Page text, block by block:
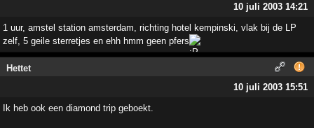
10 juli 2003 14:21
1 uur, amstel station amsterdam, richting hotel kempinski, vlak bij de LP
zelf, 5 geile sterretjes en ehh hmm geen pfers
Hettet
10 juli 2003 15:51
Ik heb ook een diamond trip geboekt.